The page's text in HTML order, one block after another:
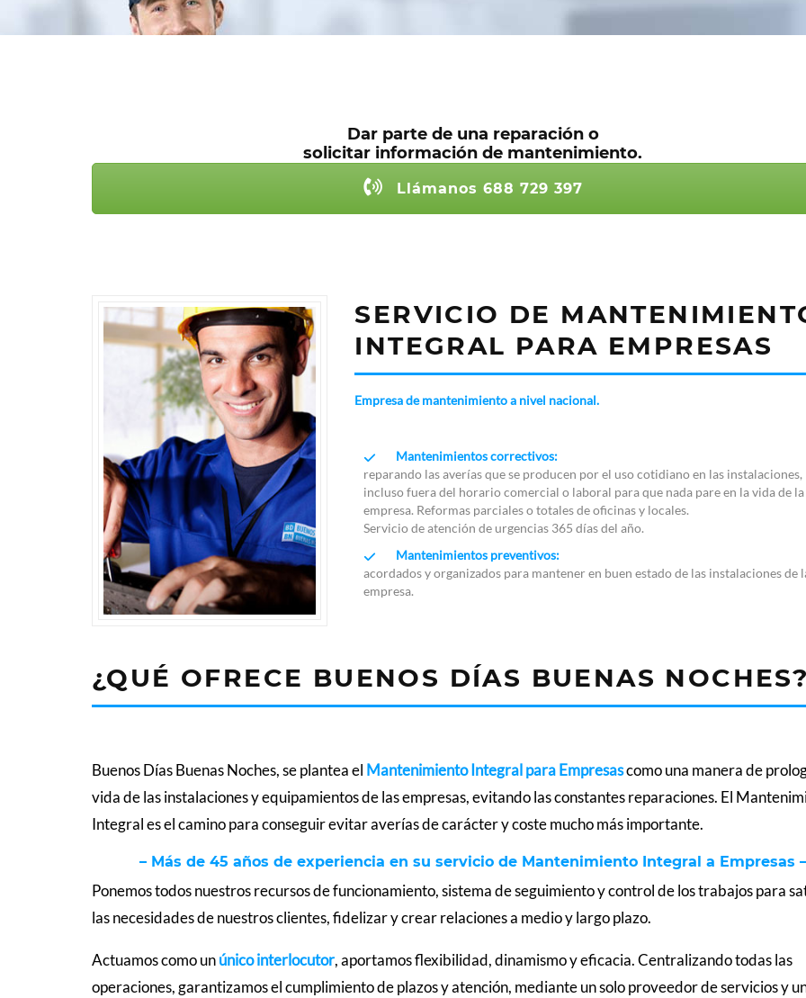
Dar parte de una reparación o
solicitar información de mantenimiento.
Llámanos 688 729 397
SERVICIO DE
INTEGRAL PARA EMPRESAS
Empresa de mantenimiento a nivel nacional.
Mantenimientos correctivos:
reparando las averías que se producen por el uso cotidiano en las instalaciones,
incluso fuera del horario comercial o laboral para que nada pare en la vida de la
empresa. Reformas parciales o totales de oficinas y locales.
Servicio de atención de urgencias 365 días del año.
Mantenimientos preventivos:
acordados y organizados para mantener en buen estado de las instalaciones de
empresa.
¿QUÉ OFRECE BUENOS DÍAS BUENAS
Buenos Días Buenas Noches, se plantea el Mantenimiento Integral para Empresascomo una manera de
vida de las instalaciones y equipamientos de las empresas, evitando las constantes reparaciones. El
Integral es el camino para conseguir evitar averías de carácter y coste mucho más importante.
– Más de 45 años de experiencia en su servicio de Mantenimiento Integral a Empresas –
Ponemos todos nuestros recursos de funcionamiento, sistema de seguimiento y control de los trabajos para
las necesidades de nuestros clientes, fidelizar y crear relaciones a medio y largo plazo.
Actuamos como unúnico interlocutor, aportamos flexibilidad, dinamismo y eficacia. Centralizando todas las
operaciones, garantizamos el cumplimiento de plazos y atención, mediante un solo proveedor de servicios y